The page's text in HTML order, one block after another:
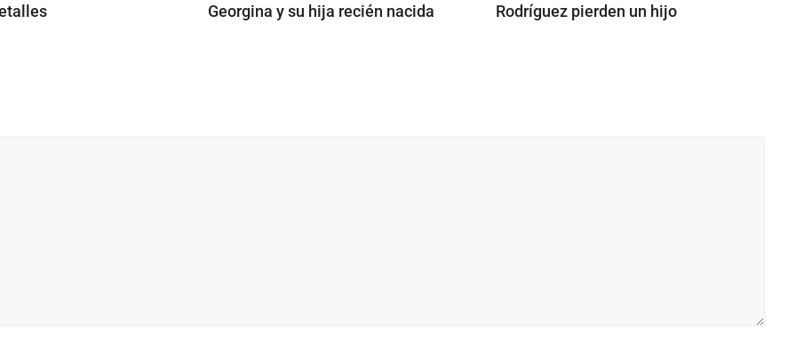
Georgina y su hija recién nacida
Rodríguez pierden un hijo